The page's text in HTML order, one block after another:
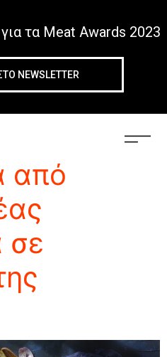
τα Meat Awards 2023
NEWSLETTER
από
σε